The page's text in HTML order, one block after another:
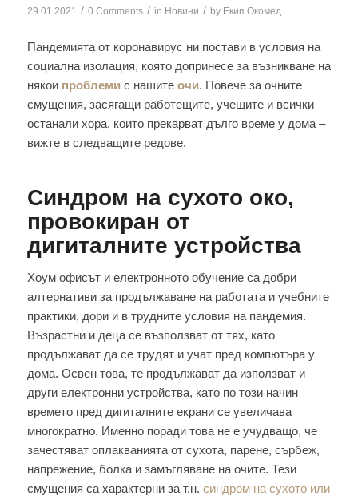
29.01.2021 / 0 Comments / in Новини / by Екип Окомед
Пандемията от коронавирус ни постави в условия на
социална изолация, която допринесе за възникване на
някои проблемис нашите очи. Повече за очните
смущения, засягащи работещите, учещите и всички
останали хора, които прекарват дълго време у дома –
вижте в следващите редове.
Синдром на сухото око,
провокиран от
дигиталните устройства
Хоум офисът и електронното обучение са добри
алтернативи за продължаване на работата и учебните
практики, дори и в трудните условия на пандемия.
Възрастни и деца се възползват от тях, като
продължават да се трудят и учат пред компютъра у
дома. Освен това, те продължават да използват и
други електронни устройства, като по този начин
времето пред дигиталните екрани се увеличава
многократно. Именно поради това не е учудващо, че
зачестяват оплакванията от сухота, парене, сърбеж,
напрежение, болка и замъгляване на очите. Тези
смущения са характерни за т.н. синдром на сухото или